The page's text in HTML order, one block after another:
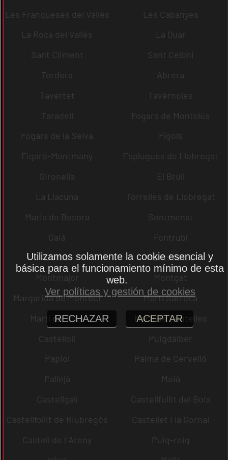
Les Franqueses del Vallès
Les Cabanyes
La Roca del Vallès
La Quar
Sant Climent
Sant Celoni
Tordera
Abrera
Tavertet
Tavèrnoles
Taradell
Fogars de Montclús
Fogars de la Selva
Fígols
Figaró-Montmany
Esplugues de Llobregat
Gironella
El Brull
La Llacuna
Torrelles de Llobregat
Maria de Besora
Sentmenat
Gaià
Fontrubí
Jorba
Montmaneu
Montmajor
Montgat
Margarida de Montbui
Martí Sarroca
Martí de Tous
Martí de Centelles
Castellolí
Puigdàlber
Papiol
Palma de Cervelló
Pallejà
Moià
Castellgalí
Castellfullit del Boix
Castellfollit de Riubregós
Castellet i la Gornal
Castell de l´Areny
Puig-reig
Utilizamos solamente la cookie esencial y
básica para el funcionamiento mínimo de esta
web.
Ver políticas y gestión de cookies
RECHAZAR ACEPTAR